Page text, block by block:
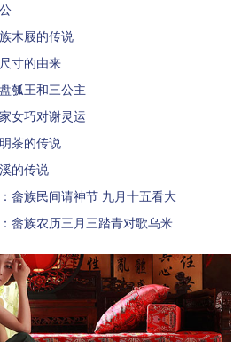
木屐的传说
寸的由来
瓠王和三公主
女巧对谢灵运
茶的传说
的传说
畲族民间请神节 九月十五看大
畲族农历三月三踏青对歌乌米